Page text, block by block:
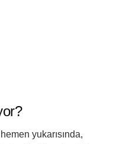
yukarısında,